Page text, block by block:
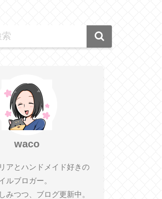
waco
アとハンドメイド好きの
ルブロガー。
みつつ、ブログ更新中。